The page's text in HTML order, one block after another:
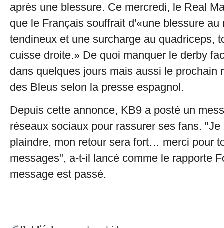
après une blessure. Ce mercredi, le Real
que le Français souffrait d'«une blessure au
tendineux et une surcharge au quadriceps,
cuisse droite.» De quoi manquer le derby
dans quelques jours mais aussi le prochain
des Bleus selon la presse espagnol.
Depuis cette annonce, KB9 a posté un
réseaux sociaux pour rassurer ses fans.
plaindre, mon retour sera fort… merci pour
messages", a-t-il lancé comme le rapporte
message est passé.